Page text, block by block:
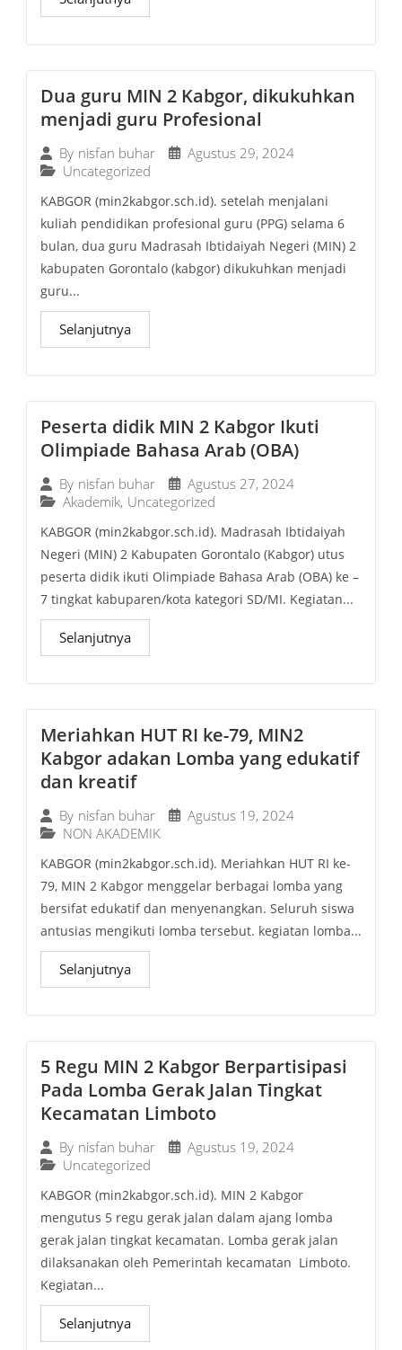
Dua guru MIN 2 Kabgor, dikukuhkan
menjadi guru Profesional
By nisfan buhar
Agustus 29, 2024
Uncategorized
KABGOR (min2kabgor.sch.id). setelah menjalani
kuliah pendidikan profesional guru (PPG) selama 6
bulan, dua guru Madrasah Ibtidaiyah Negeri (MIN) 2
kabupaten Gorontalo (kabgor) dikukuhkan menjadi
guru...
Selanjutnya
Peserta didik MIN 2 Kabgor Ikuti
Olimpiade Bahasa Arab (OBA)
By nisfan buhar
Agustus 27, 2024
Akademik, Uncategorized
KABGOR (min2kabgor.sch.id). Madrasah Ibtidaiyah
Negeri (MIN) 2 Kabupaten Gorontalo (Kabgor) utus
peserta didik ikuti Olimpiade Bahasa Arab (OBA) ke –
7 tingkat kabuparen/kota kategori SD/MI. Kegiatan...
Selanjutnya
Meriahkan HUT RI ke-79, MIN2
Kabgor adakan Lomba yang edukatif
dan kreatif
By nisfan buhar
Agustus 19, 2024
NON AKADEMIK
KABGOR (min2kabgor.sch.id). Meriahkan HUT RI ke-
79, MIN 2 Kabgor menggelar berbagai lomba yang
bersifat edukatif dan menyenangkan. Seluruh siswa
antusias mengikuti lomba tersebut. kegiatan lomba...
Selanjutnya
5 Regu MIN 2 Kabgor Berpartisipasi
Pada Lomba Gerak Jalan Tingkat
Kecamatan Limboto
By nisfan buhar
Agustus 19, 2024
Uncategorized
KABGOR (min2kabgor.sch.id). MIN 2 Kabgor
mengutus 5 regu gerak jalan dalam ajang lomba
gerak jalan tingkat kecamatan. Lomba gerak jalan
dilaksanakan oleh Pemerintah kecamatan Limboto.
Kegiatan...
Selanjutnya